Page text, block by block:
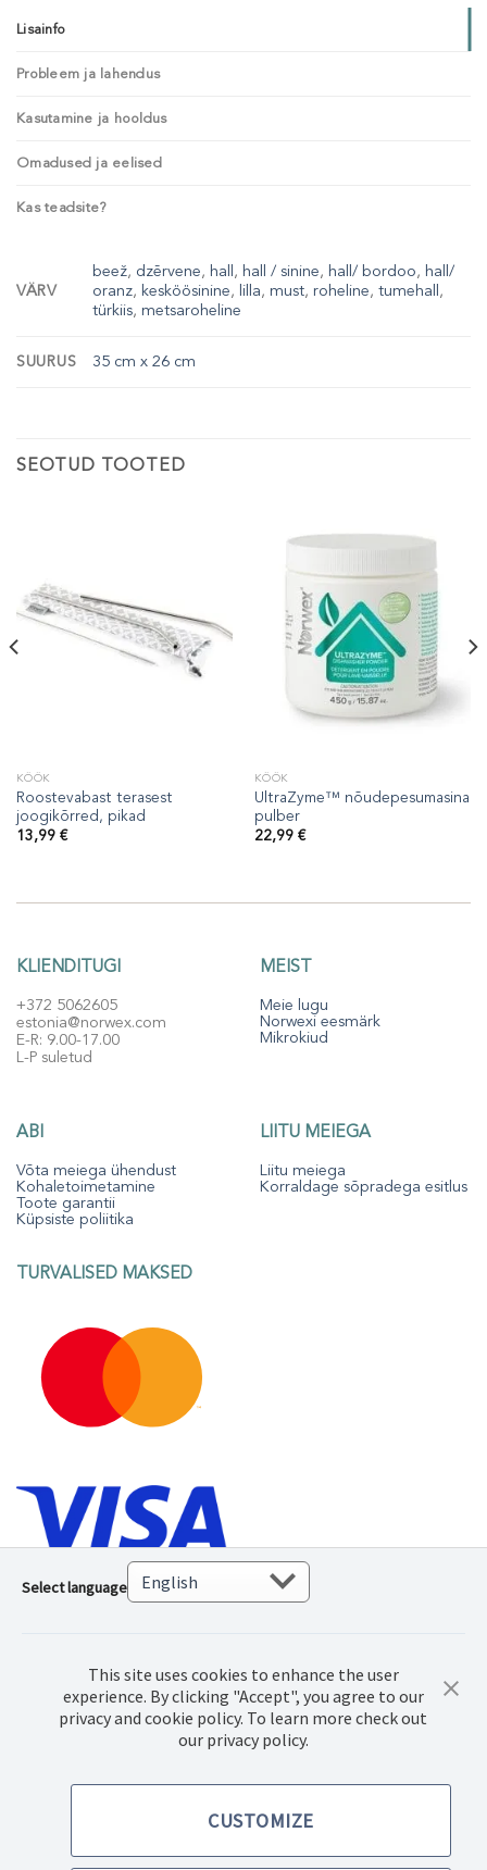
Lisainfo
Probleem ja lahendus
Kasutamine ja hooldus
Omadused ja eelised
Kas teadsite?
VÄRV
beež, dzērvene, hall, hall / sinine, hall/ bordoo, hall/
oranz, kesköösinine, lilla,must, roheline,tumehall,
türkiis,metsaroheline
SUURUS 35 cm x 26 cm
SEOTUD TOOTED
KÖÖK
Roostevabast terasest
joogikõrred, pikad
13,99 €
KÖÖK
UltraZyme™ nõudepesumasina
pulber
22,99 €
KLIENDITUGI
+372 5062605
estonia@norwex.com
E-R: 9.00-17.00
L-P suletud
MEIST
Meie lugu
Norwexi eesmärk
Mikrokiud
ABI
Võta meiega ühendust
Kohaletoimetamine
Toote garantii
Küpsiste poliitika
LIITU MEIEGA
Liitu meiega
Korraldage sõpradega esitlus
TURVALISED MAKSED
© 2018 Norwex Baltic Ltd., Kõik autoriõigustega kaitstud
Select language
This site uses cookies to enhance the user
experience. By clicking "Accept", you agree to our
privacy and cookie policy. To learn more check out
our privacy policy.
CUSTOMIZE